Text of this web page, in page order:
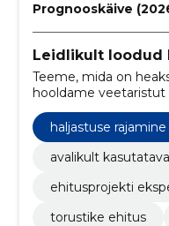
Prognooskäive
Leidlikult loodud
Teeme, mida on
hooldame
mis on kaasaegne,
vaatav.
haljastuse rajamine
avalikult
ehitusprojekti
torustike ehitus